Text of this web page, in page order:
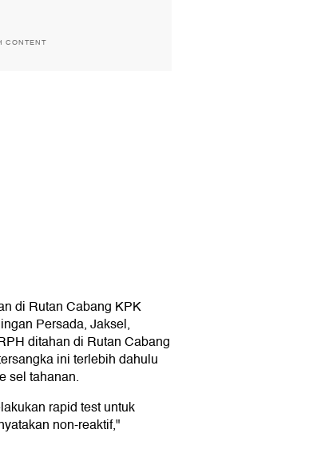
CONTENT
di Rutan Cabang KPK
Persada, Jaksel,
ditahan di Rutan Cabang
ini terlebih dahulu
sel tahanan.
rapid test untuk
non-reaktif,"